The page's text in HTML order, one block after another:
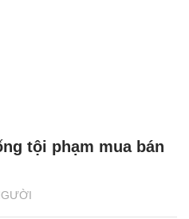
tội phạm mua bán